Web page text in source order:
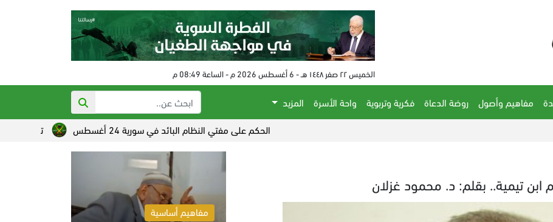
الخميس ٢٢ صفر ١٤٤٨ هـ - 6 أغسطس 2026 م - الساعة 08:49 م
مفاهيم وأصول روضة الدعاة فكرية وتربوية واحة الأسرة
المزيد
الحكم على مفتي النظام البائد في سورية 24 أغسطس
تصاعد القلق الصهيوني من
تيمية.. بقلم: د. محمود غزلان
مفاهيم أساسية